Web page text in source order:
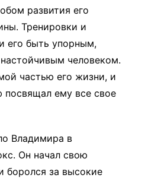
развития его
Тренировки и
его быть упорным,
человеком.
частью его жизни, и
ему все свое
Владимира в
Он начал свою
боролся за высокие